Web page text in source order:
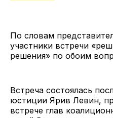
По словам
участники встречи
решения» по обоим
Встреча состоялась
юстиции Ярив Левин,
встрече глав